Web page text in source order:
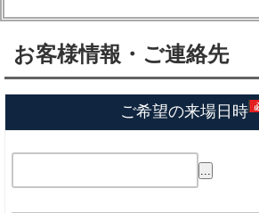
お客様情報・ご連絡先
ご希望の来場日時
...